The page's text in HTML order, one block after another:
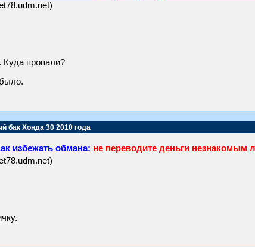
Куда пропали?
бак Хонда 30 2010 года
избежать обмана: не переводите деньги незнакомым